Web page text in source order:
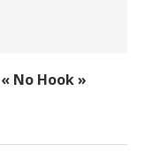
No Hook »